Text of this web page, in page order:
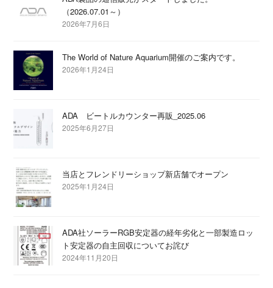
（2026.07.01～）
2026年7月6日
The World of Nature Aquarium開催のご案内です。
2026年1月24日
ADA ビートルカウンター再販_2025.06
2025年6月27日
当店とフレンドリーショップ新店舗でオープン
2025年1月24日
ADA社ソーラーRGB安定器の経年劣化と一部製造ロッ
ト安定器の自主回収についてお詫び
2024年11月20日